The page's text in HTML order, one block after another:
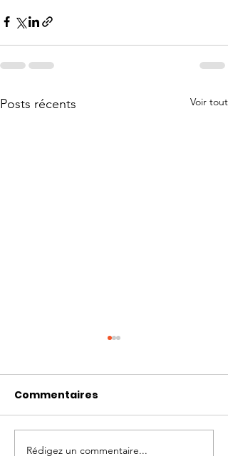
Posts récents Voir tout
Commentaires
Rédigez un commentaire...